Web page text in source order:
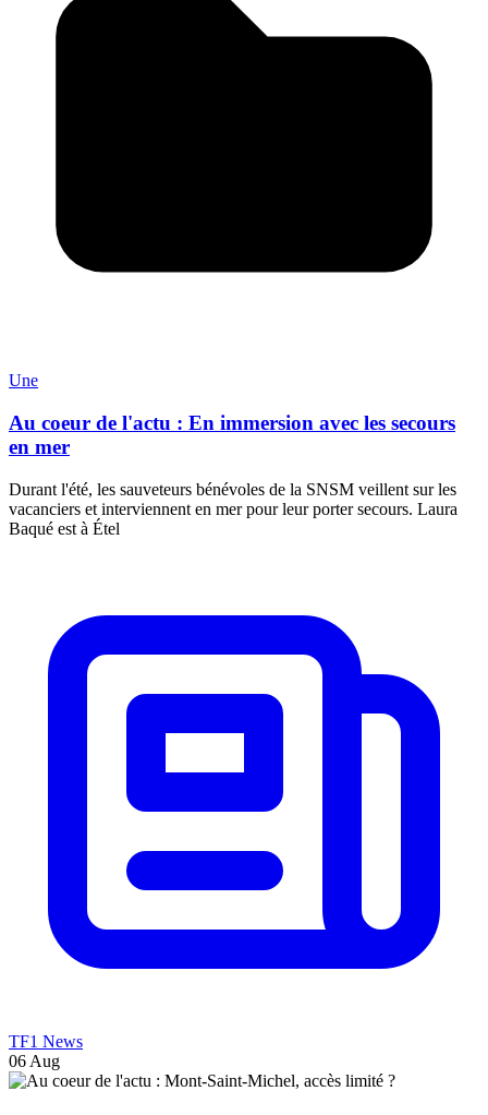
Une
Au coeur de l'actu : En immersion avec les secours
en mer
Durant l'été, les sauveteurs bénévoles de la SNSM veillent sur les
vacanciers et interviennent en mer pour leur porter secours. Laura
Baqué est à Étel
TF1 News
06 Aug